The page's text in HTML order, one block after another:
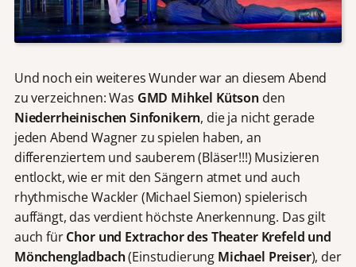
Und noch ein weiteres Wunder war an diesem Abend
zu verzeichnen: Was GMD Mihkel Kütson den
Niederrheinischen Sinfonikern, die ja nicht gerade
jeden Abend Wagner zu spielen haben, an
differenziertem und sauberem (Bläser!!!) Musizieren
entlockt, wie er mit den Sängern atmet und auch
rhythmische Wackler (Michael Siemon) spielerisch
auffängt, das verdient höchste Anerkennung. Das gilt
auch fürChor und Extrachor des Theater Krefeld und
Mönchengladbach(Einstudierung Michael Preiser), der